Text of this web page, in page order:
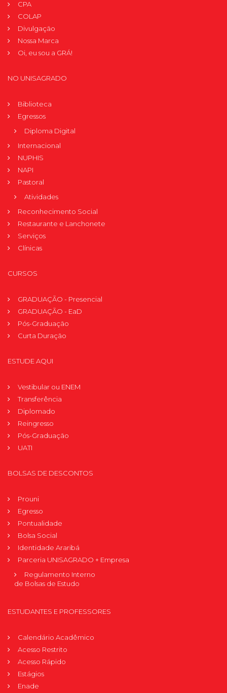
CPA
COLAP
Divulgação
Nossa Marca
Oi, eu sou a GRÁ!
NO UNISAGRADO
Biblioteca
Egressos
Diploma Digital
Internacional
NUPHIS
NAPI
Pastoral
Atividades
Reconhecimento Social
Restaurante e Lanchonete
Serviços
Clínicas
CURSOS
GRADUAÇÃO - Presencial
GRADUAÇÃO - EaD
Pós-Graduação
Curta Duração
ESTUDE AQUI
Vestibular ou ENEM
Transferência
Diplomado
Reingresso
Pós-Graduação
UATI
BOLSAS DE DESCONTOS
Prouni
Egresso
Pontualidade
Bolsa Social
Identidade Araribá
Parceria UNISAGRADO + Empresa
Regulamento Interno
de Bolsas de Estudo
ESTUDANTES E PROFESSORES
Calendário Acadêmico
Acesso Restrito
Acesso Rápido
Estágios
Enade